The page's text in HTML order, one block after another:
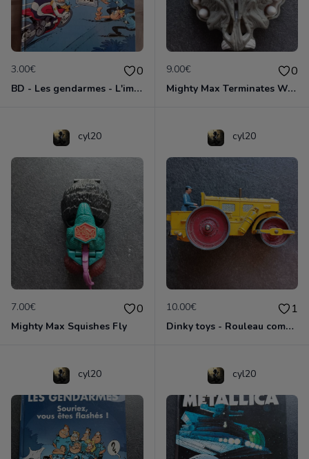
3.00€ 0
BD - Les gendarmes - L'imitation de vitesse - Tome 14
9.00€ 0
Mighty Max Terminates Wolfship 7
cyl20
7.00€ 0
Mighty Max Squishes Fly
cyl20
10.00€ 1
Dinky toys - Rouleau compresseur - Richier 90A
cyl20 cyl20